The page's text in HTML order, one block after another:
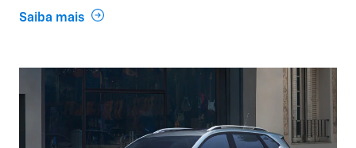
Saiba mais